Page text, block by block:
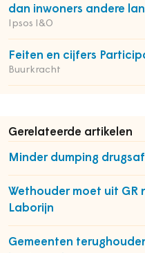
dan inwoners andere
Ipsos I&O
Feiten en cijfers
Buurkracht
Gerelateerde artikelen
Minder dumping
Wethouder moet uit GR
Laborijn
Gemeenten